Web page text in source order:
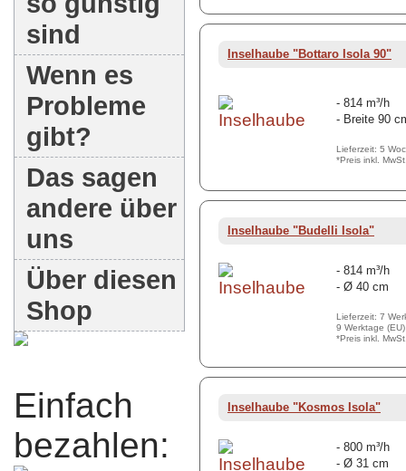
sind
Wenn es
Probleme
gibt?
Das sagen
andere über
uns
Über diesen
Shop
Einfach
bezahlen:
Inselhaube "Bottaro Isola 90"
- 814 m³/h
- Breite 90
Lieferzeit: 5
*Preis inkl.
Inselhaube "Budelli Isola"
- 814 m³/h
- Ø 40 cm
Lieferzeit: 7
9 Werktage (EU)
*Preis inkl.
Inselhaube "Kosmos Isola"
- 800 m³/h
- Ø 31 cm